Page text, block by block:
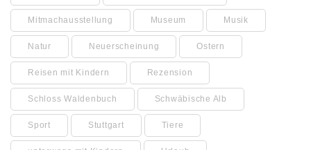
Mitmachausstellung Museum Musik
Natur Neuerscheinung Ostern
Reisen mit Kindern Rezension
Schloss Waldenbuch Schwäbische Alb
Sport Stuttgart Tiere